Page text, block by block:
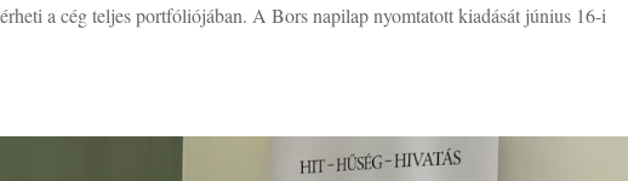
a cég teljes portfóliójában. A Bors napilap nyomtatott kiadását június 16-i